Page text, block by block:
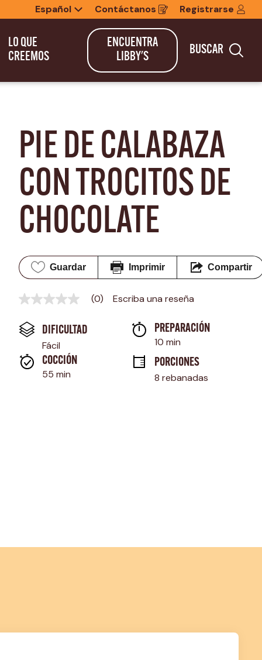
Español Contáctanos
Opens
in
a
new
window
Registrarse
LO QUE
CREEMOS
ENCUENTRA
LIBBY'S
BUSCAR
PIE DE CALABAZA
CON TROCITOS DE
CHOCOLATE
Guardar Imprimir Compartir
Sin
Enlace
en
misma
página.
(0) Escriba una reseña
DIFICULTAD
Fácil
PREPARACIÓN
10 min
COCCIÓN
55 min
PORCIONES
8 rebanadas